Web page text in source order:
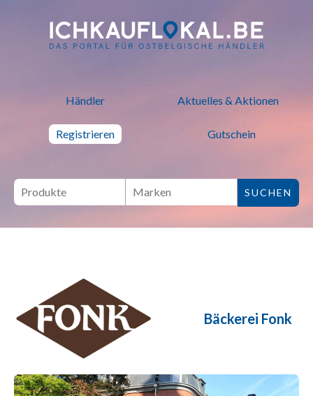
ich kauf lokal - Bei lokalen
Händler Aktuelles & Aktionen
Registrieren Gutschein
Bäckerei Fonk